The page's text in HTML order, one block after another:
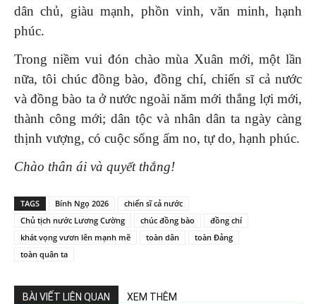
dân chủ, giàu mạnh, phồn vinh, văn minh, hạnh
phúc.
Trong niềm vui đón chào mùa Xuân mới, một lần
nữa, tôi chúc đồng bào, đồng chí, chiến sĩ cả nước
và đồng bào ta ở nước ngoài năm mới thắng lợi mới,
thành công mới; dân tộc và nhân dân ta ngày càng
thịnh vượng, có cuộc sống ấm no, tự do, hạnh phúc.
Chào thân ái và quyết thắng!
TAGS Bính Ngọ 2026
chiến sĩ cả nước
Chủ tịch nước Lương Cường
chúc đồng bào
đồng chí
khát vọng vươn lên mạnh mẽ
toàn dân
toàn Đảng
toàn quân ta
BÀI VIẾT LIÊN QUAN XEM THÊM